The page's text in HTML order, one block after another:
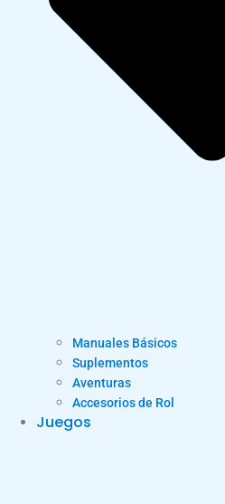
Manuales Básicos
Suplementos
Aventuras
Accesorios de Rol
Juegos